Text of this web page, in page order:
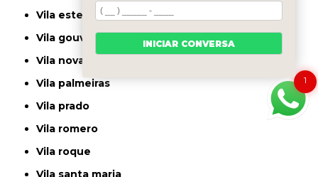
vila ester
vila gouvea
vila nova cachoeirinha
vila palmeiras
vila prado
vila romero
vila roque
vila santa maria
1
INICIAR CONVERSA